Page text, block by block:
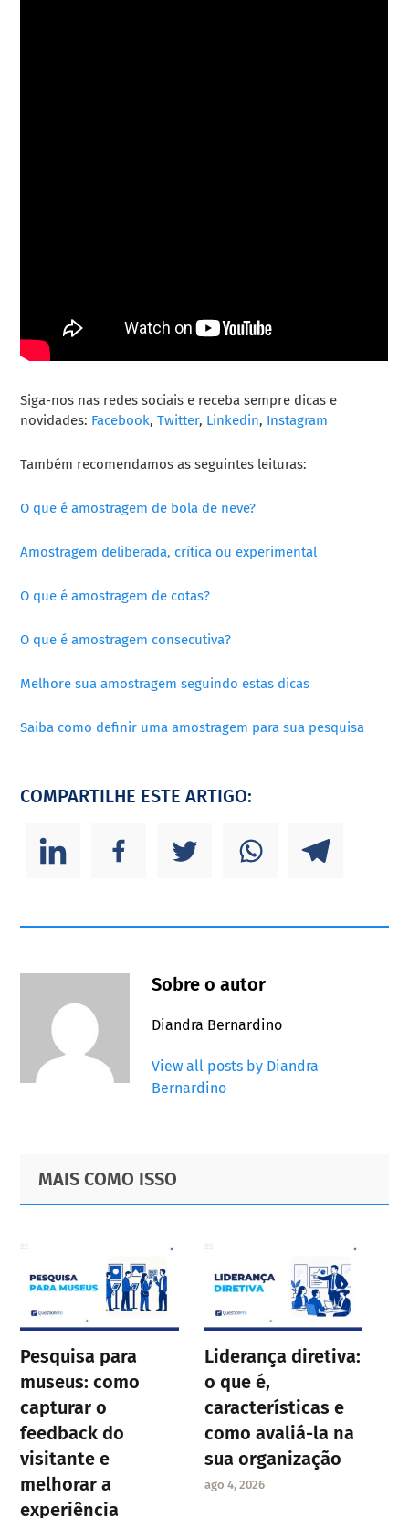
Siga-nos nas redes sociais e receba sempre dicas e
novidades: Facebook, Twitter, Linkedin, Instagram
Também recomendamos as seguintes leituras:
O que é amostragem de bola de neve?
Amostragem deliberada, crítica ou experimental
O que é amostragem de cotas?
O que é amostragem consecutiva?
Melhore sua amostragem seguindo estas dicas
Saiba como definir uma amostragem para sua pesquisa
COMPARTILHE ESTE ARTIGO:
Sobre o autor
Diandra Bernardino
View all posts by Diandra
Bernardino
Primary
Sidebar
Footer
MAIS COMO ISSO
Pesquisa para
museus: como
capturar o
feedback do
visitante e
melhorar a
experiência
Liderança diretiva:
o que é,
características e
como avaliá-la na
sua organização
ago 4, 2026